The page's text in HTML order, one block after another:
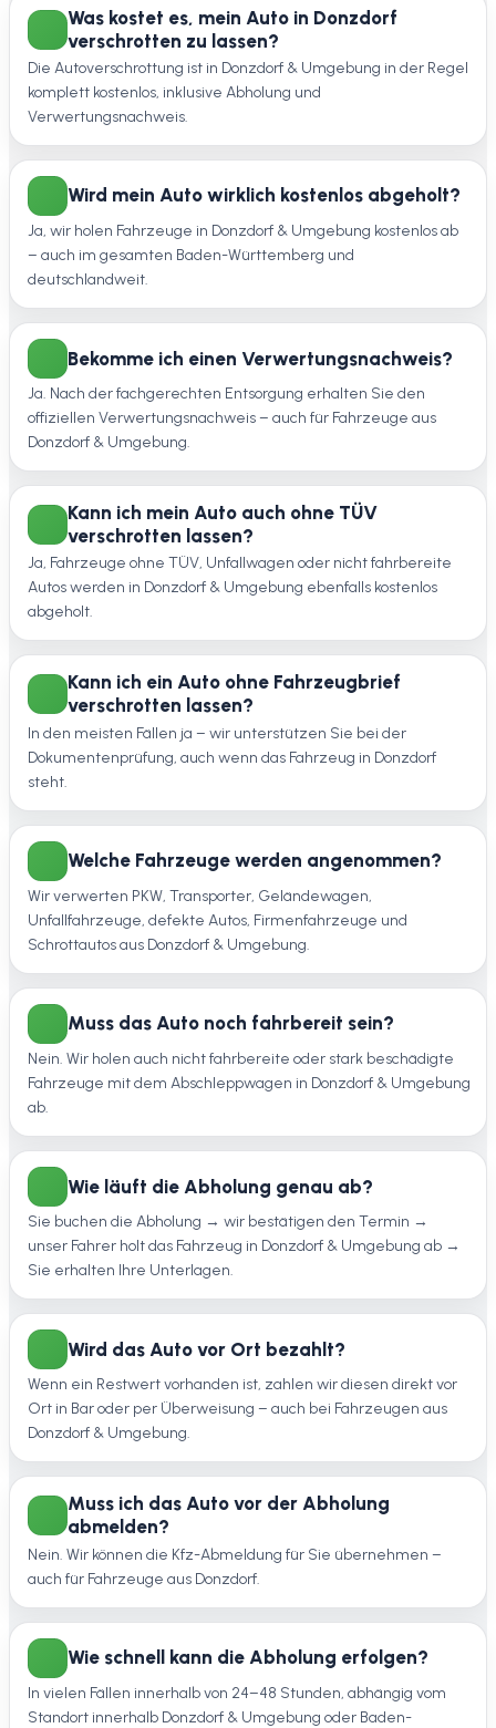
Was kostet es, mein Auto in Donzdorf
verschrotten zu lassen?
Die Autoverschrottung ist in Donzdorf & Umgebung in der Regel
komplett kostenlos, inklusive Abholung und
Verwertungsnachweis.
Wird mein Auto wirklich kostenlos abgeholt?
Ja, wir holen Fahrzeuge in Donzdorf & Umgebung kostenlos ab
– auch im gesamten Baden-Württemberg und
deutschlandweit.
Bekomme ich einen Verwertungsnachweis?
Ja. Nach der fachgerechten Entsorgung erhalten Sie den
offiziellen Verwertungsnachweis – auch für Fahrzeuge aus
Donzdorf & Umgebung.
Kann ich mein Auto auch ohne TÜV
verschrotten lassen?
Ja, Fahrzeuge ohne TÜV, Unfallwagen oder nicht fahrbereite
Autos werden in Donzdorf & Umgebung ebenfalls kostenlos
abgeholt.
Kann ich ein Auto ohne Fahrzeugbrief
verschrotten lassen?
In den meisten Fällen ja – wir unterstützen Sie bei der
Dokumentenprüfung, auch wenn das Fahrzeug in Donzdorf
steht.
Welche Fahrzeuge werden angenommen?
Wir verwerten PKW, Transporter, Geländewagen,
Unfallfahrzeuge, defekte Autos, Firmenfahrzeuge und
Schrottautos aus Donzdorf & Umgebung.
Muss das Auto noch fahrbereit sein?
Nein. Wir holen auch nicht fahrbereite oder stark beschädigte
Fahrzeuge mit dem Abschleppwagen in Donzdorf & Umgebung
ab.
Wie läuft die Abholung genau ab?
Sie buchen die Abholung → wir bestätigen den Termin →
unser Fahrer holt das Fahrzeug in Donzdorf & Umgebung ab →
Sie erhalten Ihre Unterlagen.
Wird das Auto vor Ort bezahlt?
Wenn ein Restwert vorhanden ist, zahlen wir diesen direkt vor
Ort in Bar oder per Überweisung – auch bei Fahrzeugen aus
Donzdorf & Umgebung.
Muss ich das Auto vor der Abholung
abmelden?
Nein. Wir können die Kfz-Abmeldung für Sie übernehmen –
auch für Fahrzeuge aus Donzdorf.
Wie schnell kann die Abholung erfolgen?
In vielen Fällen innerhalb von 24–48 Stunden, abhängig vom
Standort innerhalb Donzdorf & Umgebung oder Baden-